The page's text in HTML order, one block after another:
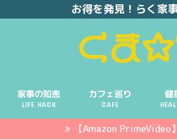
お得を発見！らく家
家事の知恵
LIFE HACK
カフェ巡り
CAFE
健
【Amazon PrimeVideo